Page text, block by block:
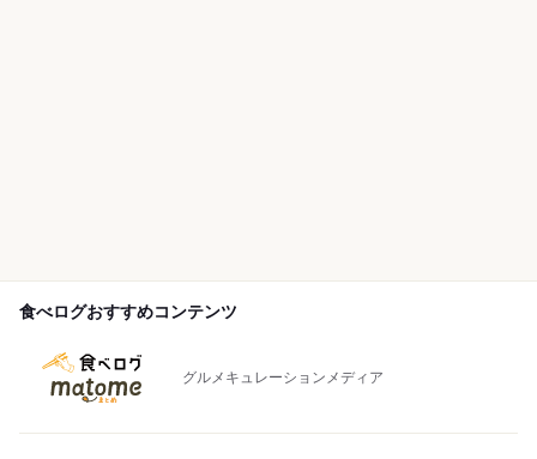
食べログおすすめコンテンツ
グルメキュレーションメディア